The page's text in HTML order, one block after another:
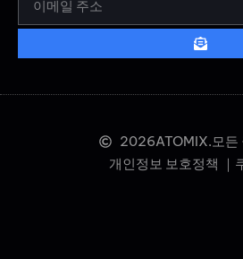
2026ATOMIX.모든
개인정보 보호정책 ｜